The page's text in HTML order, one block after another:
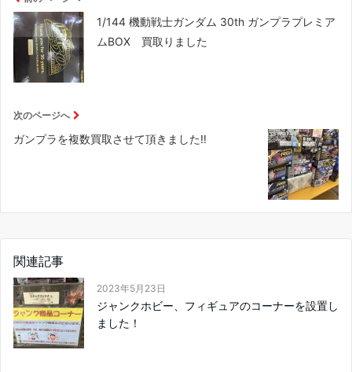
1/144 機動戦士ガンダム 30th ガンプラプレミア
ムBOX 買取りました
次のページへ
ガンプラを複数買取させて頂きました‼️
関連記事
2023年5月23日
ジャンクホビー、フィギュアのコーナーを設置し
ました！